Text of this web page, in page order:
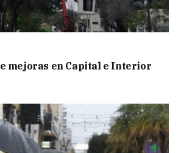
mejoras en Capital e Interior